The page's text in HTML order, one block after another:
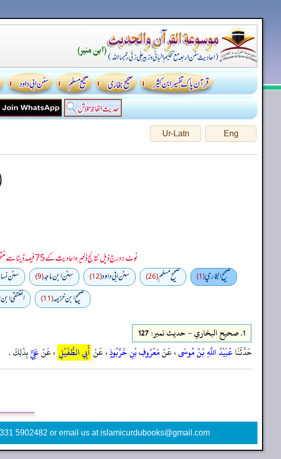
Eng
Ur-Latn
نوٹ: درج ذیل نتائج ذخیرہ احادیث کے 75 فیصد ڈیٹا سے منتخب کیے گئے ہیں، یعنی ان راوی پر مزید احادیث بھی موجود ہو سکتی ہیں، اس لیے ان نتائج کو ابتدائی (اندازاً) سمجھا جائے۔
صحيح البخاري(1) صحيح مسلم(26) سنن ابي داود(12) سنن ابن ماجه(9) سنن
صحيح ابن خزيمه(11) المنتقى
1. صحيح البخاري - حدیث نمبر: 127
حَدَّثَنَاعُبَيْدُ اللَّهِ بْنُ مُوسَى، عَنْمَعْرُوفِ بْنِ خَرَّبُوذٍ، عَنْ أَبِي الطُّفَيْلِ ، عَنْعَلِيٍّبِذَلِكَ .
5902482 or email us at islamicurdubooks@gmail.com